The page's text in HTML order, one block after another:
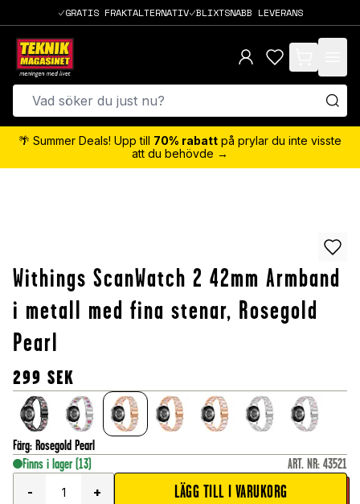
GRATIS FRAKTALTERNATIV BLIXTSNABB LEVERANS
items in cart,
🌴 Summer Deals! Upp till 70% rabatt på prylar du inte visste
att du behövde →
Withings ScanWatch 2 42mm Armband
i metall med fina stenar, Rosegold
Pearl
299 SEK
Färg: Rosegold Pearl
Finns i lager (13) ART. NR: 43521
-
+ LÄGG TILL I VARUKORG